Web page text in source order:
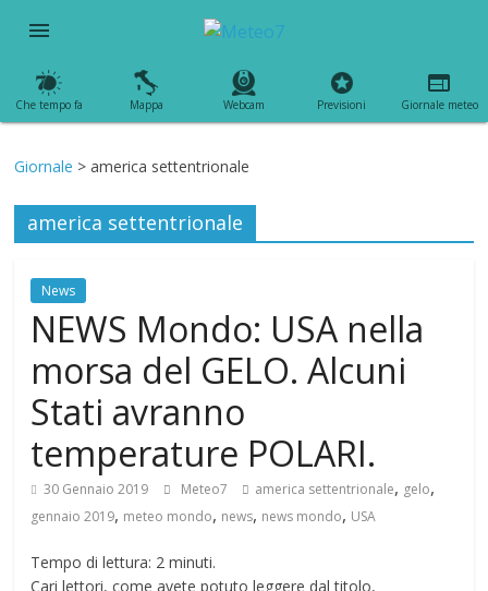
menu
Che tempo fa Mappa Webcam Previsioni Giornale meteo
Giornale > america settentrionale
america settentrionale
News
NEWS Mondo: USA nella
morsa del GELO. Alcuni
Stati avranno
temperature POLARI.
30 Gennaio 2019 Meteo7 america settentrionale, gelo,
gennaio 2019, meteo mondo, news, news mondo, USA
Tempo di lettura: 2 minuti.
Cari lettori, come avete potuto leggere dal titolo,